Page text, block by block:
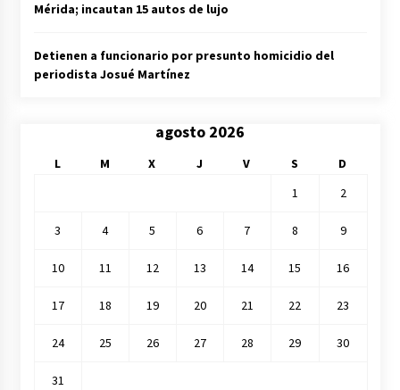
Mérida; incautan 15 autos de lujo
Detienen a funcionario por presunto homicidio del
periodista Josué Martínez
agosto 2026
L M X J V S
D
1
2
3 4 5 6 7 8 9
10 11 12 13 14 15 16
17 18 19 20 21 22 23
24 25 26 27 28 29 30
31